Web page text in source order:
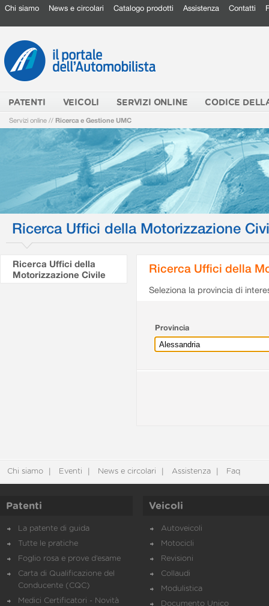
Chi siamo News e circolari Catalogo prodotti Assistenza Contatti
PATENTI VEICOLI SERVIZI ONLINE CODICE
Servizi online // Ricerca e Gestione UMC
Ricerca Uffici della Motorizzazione
Ricerca Uffici della
Motorizzazione Civile
Ricerca Uffici della
Seleziona la provincia di
Provincia
Chi siamo Eventi News e circolari Assistenza Faq
Patenti
La patente di guida
Tutte le pratiche
Foglio rosa e prove d’esame
Carta di Qualificazione del
Conducente (CQC)
Medici Certificatori - Novità
Veicoli
Autoveicoli
Motocicli
Revisioni
Collaudi
Modulistica
Documento Unico